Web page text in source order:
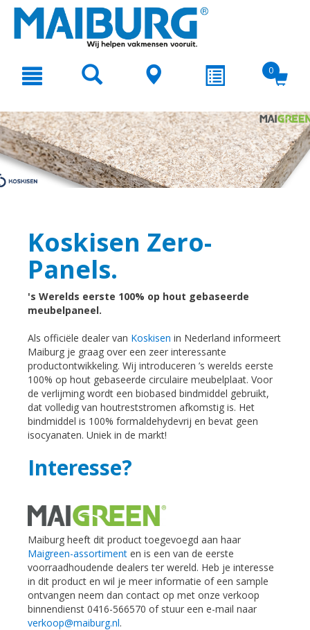
text.skipToNavigation
0
Koskisen Zero-
Panels.
's Werelds eerste 100% op hout gebaseerde
meubelpaneel.
Als officiële dealer van Koskisen in Nederland informeert
Maiburg je graag over een zeer interessante
productontwikkeling. Wij introduceren ’s werelds eerste
100% op hout gebaseerde circulaire meubelplaat. Voor
de verlijming wordt een biobased bindmiddel gebruikt,
dat volledig van houtreststromen afkomstig is. Het
bindmiddel is 100% formaldehydevrij en bevat geen
isocyanaten. Uniek in de markt!
Interesse?
Maiburg heeft dit product toegevoegd aan haar
Maigreen-assortiment en is een van de eerste
voorraadhoudende dealers ter wereld. Heb je interesse
in dit product en wil je meer informatie of een sample
ontvangen neem dan contact op met onze verkoop
binnendienst 0416-566570 of stuur een e-mail naar
verkoop@maiburg.nl.